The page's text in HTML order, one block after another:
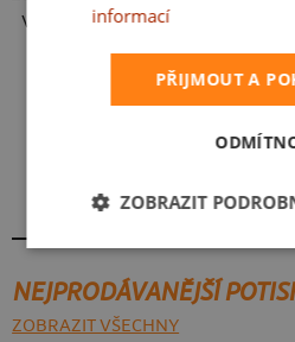
Vlastní potisk
V
NEJPRODÁVANĚJŠÍ
ZOBRAZIT VŠECHNY
informací
PŘIJMOUT A
ZOBRAZIT